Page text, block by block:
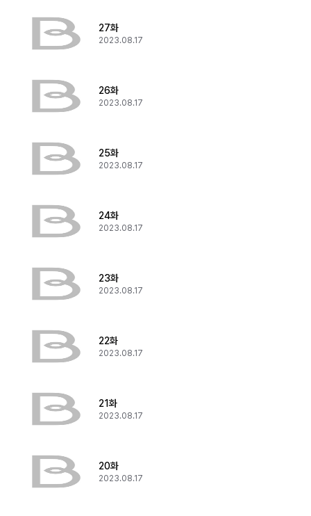
27화
2023.08.17
26화
2023.08.17
25화
2023.08.17
24화
2023.08.17
23화
2023.08.17
22화
2023.08.17
21화
2023.08.17
20화
2023.08.17